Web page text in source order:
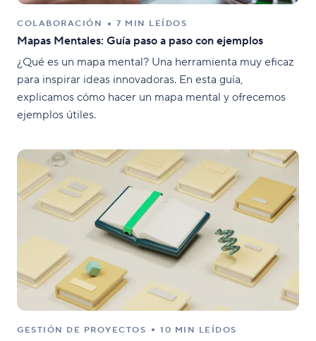
COLABORACIÓN 7 MIN LEÍDOS
Mapas Mentales: Guía paso a paso con ejemplos
¿Qué es un mapa mental? Una herramienta muy eficaz
para inspirar ideas innovadoras. En esta guía,
explicamos cómo hacer un mapa mental y ofrecemos
ejemplos útiles.
GESTIÓN DE PROYECTOS 10 MIN LEÍDOS